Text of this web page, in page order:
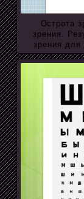
Острота
зрения.
зрения